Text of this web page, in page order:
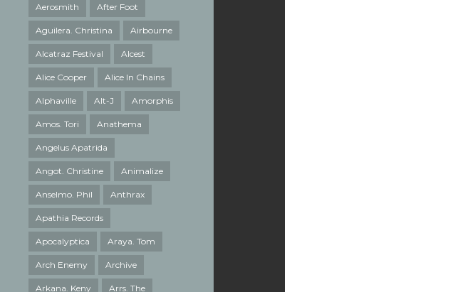
Aerosmith After Foot
Aguilera. Christina Airbourne
Alcatraz Festival Alcest
Alice Cooper Alice In Chains
Alphaville Alt-J Amorphis
Amos. Tori Anathema
Angelus Apatrida
Angot. Christine Animalize
Anselmo. Phil Anthrax
Apathia Records
Apocalyptica Araya. Tom
Arch Enemy Archive
Arkana. Keny Arrs. The